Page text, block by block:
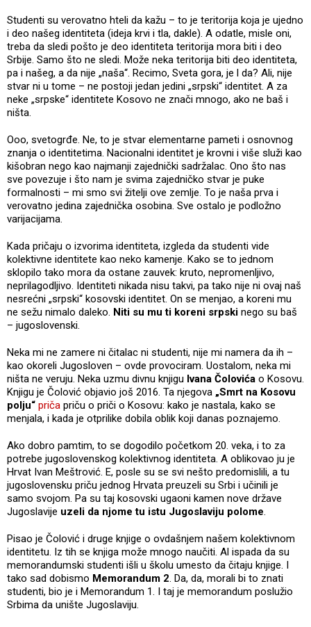
Studenti su verovatno hteli da kažu – to je teritorija koja je ujedno
i deo našeg identiteta (ideja krvi i tla, dakle). A odatle, misle oni,
treba da sledi pošto je deo identiteta teritorija mora biti i deo
Srbije. Samo što ne sledi. Može neka teritorija biti deo identiteta,
pa i našeg, a da nije „naša“. Recimo, Sveta gora, je l da? Ali, nije
stvar ni u tome – ne postoji jedan jedini „srpski“ identitet. A za
neke „srpske“ identitete Kosovo ne znači mnogo, ako ne baš i
ništa.
Ooo, svetogrđe. Ne, to je stvar elementarne pameti i osnovnog
znanja o identitetima. Nacionalni identitet je krovni i više služi kao
kišobran nego kao najmanji zajednički sadržalac. Ono što nas
sve povezuje i što nam je svima zajedničko stvar je puke
formalnosti – mi smo svi žitelji ove zemlje. To je naša prva i
verovatno jedina zajednička osobina. Sve ostalo je podložno
varijacijama.
Kada pričaju o izvorima identiteta, izgleda da studenti vide
kolektivne identitete kao neko kamenje. Kako se to jednom
sklopilo tako mora da ostane zauvek: kruto, nepromenljivo,
neprilagodljivo. Identiteti nikada nisu takvi, pa tako nije ni ovaj naš
nesrećni „srpski“ kosovski identitet. On se menjao, a koreni mu
ne sežu nimalo daleko. Niti su mu ti koreni srpski nego su baš
– jugoslovenski.
Neka mi ne zamere ni čitalac ni studenti, nije mi namera da ih –
kao okoreli Jugosloven – ovde provociram. Uostalom, neka mi
ništa ne veruju. Neka uzmu divnu knjigu Ivana Čolovića o Kosovu.
Knjigu je Čolović objavio još 2016. Ta njegova „Smrt na Kosovu
polju“ priča priču o priči o Kosovu: kako je nastala, kako se
menjala, i kada je otprilike dobila oblik koji danas poznajemo.
Ako dobro pamtim, to se dogodilo početkom 20. veka, i to za
potrebe jugoslovenskog kolektivnog identiteta. A oblikovao ju je
Hrvat Ivan Meštrović. E, posle su se svi nešto predomislili, a tu
jugoslovensku priču jednog Hrvata preuzeli su Srbi i učinili je
samo svojom. Pa su taj kosovski ugaoni kamen nove države
Jugoslavije uzeli da njome tu istu Jugoslaviju polome.
Pisao je Čolović i druge knjige o ovdašnjem našem kolektivnom
identitetu. Iz tih se knjiga može mnogo naučiti. Al ispada da su
memorandumski studenti išli u školu umesto da čitaju knjige. I
tako sad dobismo Memorandum 2. Da, da, morali bi to znati
studenti, bio je i Memorandum 1. I taj je memorandum poslužio
Srbima da unište Jugoslaviju.